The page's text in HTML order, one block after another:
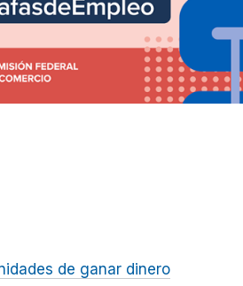
de ganar dinero